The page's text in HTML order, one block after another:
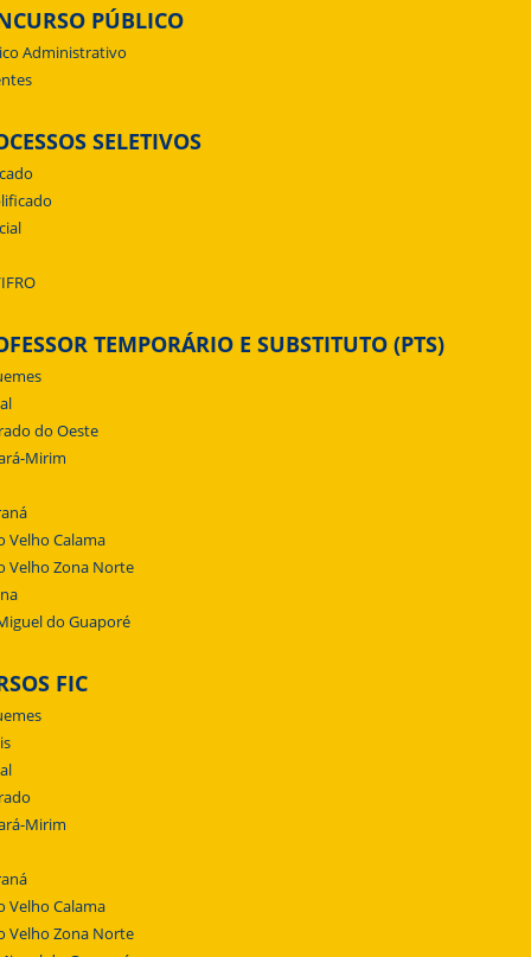
PÚBLICO
Administrativo
SELETIVOS
TEMPORÁRIO E SUBSTITUTO (PTS)
do Oeste
Mirim
Velho Calama
Velho Zona Norte
do Guaporé
FIC
Mirim
Velho Calama
Velho Zona Norte